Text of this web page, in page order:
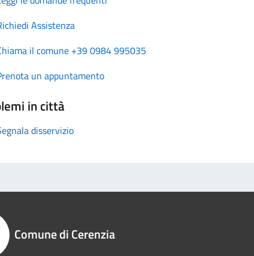
Assistenza
il comune +39 0984 995035
un appuntamento
in città
disservizio
Comune di Cerenzia